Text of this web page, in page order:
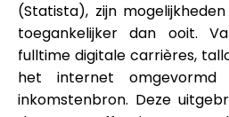
(Statista), zijn
toegankelijker dan ooit.
fulltime digitale carrières,
het internet
inkomstenbron. Deze